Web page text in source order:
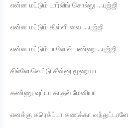
என்ன மட்டும் டார்லிங் சொல்லு ….புஜ்ஜி
என்ன மட்டும் கிள்ளி வை ….புஜ்ஜி
என்ன மட்டும் பாலோவ் பண்ணு …புஜ்ஜி
சில்லோவெட்டு சீன்னு மூணுயா
கண்ணு வுட்டா காதல் மேனியா
எனக்கு கரெக்ட்டா கணக்கா வந்துட்டாளே